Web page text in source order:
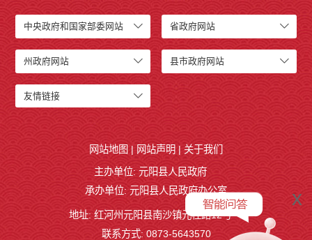
中央政府和国家部委网站 省政府网站
州政府网站 县市政府网站
友情链接
x
网站地图 | 网站声明 | 关于我们
主办单位: 元阳县人民政府
承办单位: 元阳县人民政府办公室
地址: 红河州元阳县南沙镇元桂路12号
联系方式: 0873-5643570